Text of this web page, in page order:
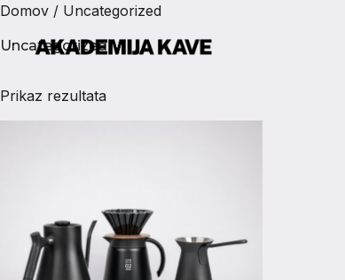
KOLEDAR
Domov / Uncategorized
Uncategorized
Prikaz rezultata